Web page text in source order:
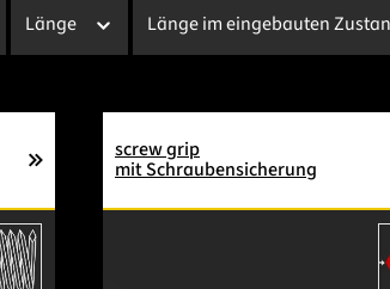
Länge Länge im eingebauten
screw grip
mit Schraubensicherung